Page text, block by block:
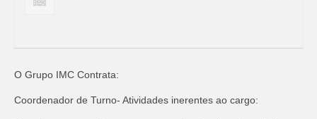
O Grupo IMC Contrata:
Coordenador de Turno- Atividades inerentes ao cargo: